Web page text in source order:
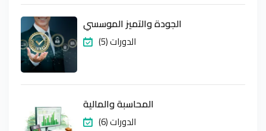
الجودة والتميز الموسسي
(5) الدورات
المحاسبة والمالية
(6) الدورات